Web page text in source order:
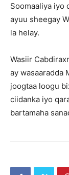
Soomaaliya iyo
ayuu sheegay
la helay.
Wasiir
ay wasaaradda
joogtaa loogu
ciidanka iyo
bartamaha